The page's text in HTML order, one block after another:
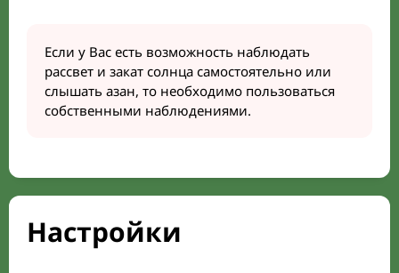
Если у Вас есть возможность наблюдать
рассвет и закат солнца самостоятельно или
слышать азан, то необходимо пользоваться
собственными наблюдениями.
Настройки